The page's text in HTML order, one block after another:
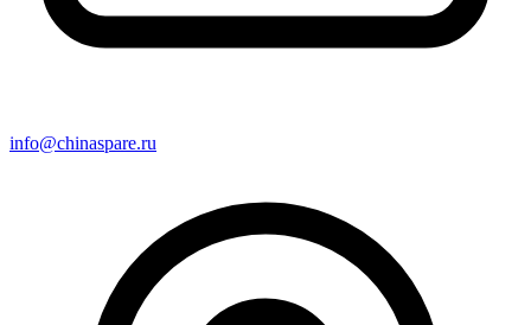
info@chinaspare.ru